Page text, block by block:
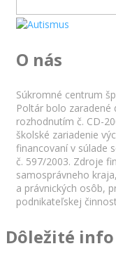
O nás
Súkromné centrum
Poltár bolo zaradené
rozhodnutím č. CD-
školské zariadenie
financovaní v súlade
č. 597/2003. Zdroje
samosprávneho
a právnických osôb,
podnikateľskej
Dôležité info